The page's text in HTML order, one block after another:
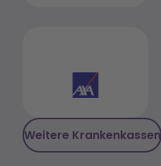
Weitere Krankenkassen